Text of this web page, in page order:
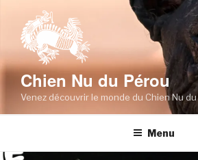
content
Chien Nu du Pérou
Venez découvrir le monde du Chien Nu
Menu